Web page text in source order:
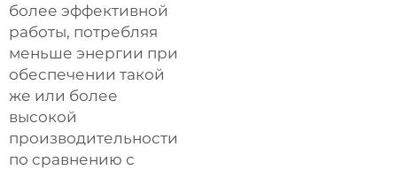
более эффективной
работы, потребляя
меньше энергии при
обеспечении такой
же или более
высокой
производительности
по сравнению с